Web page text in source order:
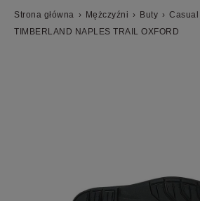
Strona główna › Mężczyźni › Buty › Casual
TIMBERLAND NAPLES TRAIL OXFORD